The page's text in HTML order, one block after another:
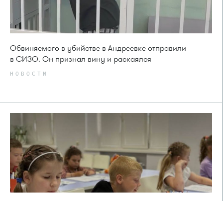
Обвиняемого в убийстве в Андреевке отправили
в СИЗО. Он признал вину и раскаялся
НОВОСТИ